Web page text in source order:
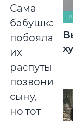
Сама
бабушка
побоялась
их
распутывать,
позвонила
сыну,
но тот